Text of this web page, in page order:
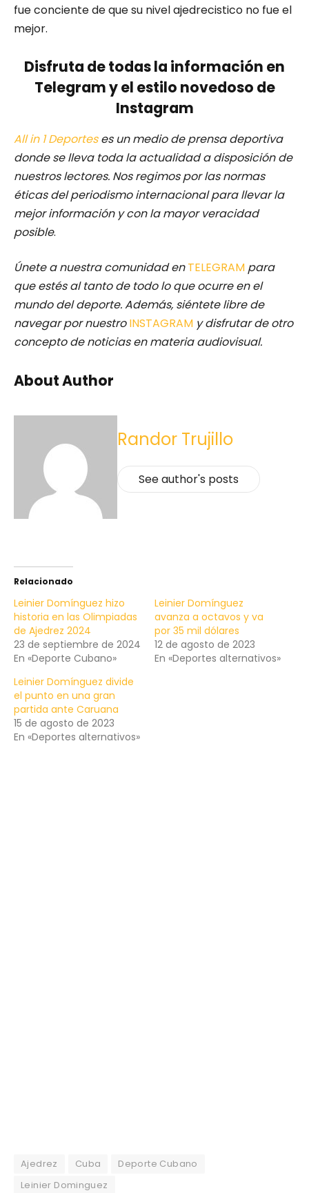
fue conciente de que su nivel ajedrecistico no fue el
mejor.
Disfruta de todas la información en
Telegram y el estilo novedoso de
Instagram
All in 1 Deporteses un medio de prensa deportiva
donde se lleva toda la actualidad a disposición de
nuestros lectores. Nos regimos por las normas
éticas del periodismo internacional para llevar la
mejor información y con la mayor veracidad
posible.
Únete a nuestra comunidad enTELEGRAM para
que estés al tanto de todo lo que ocurre en el
mundo del deporte. Además, siéntete libre de
navegar por nuestro INSTAGRAM y disfrutar de otro
concepto de noticias en materia audiovisual.
About Author
Randor Trujillo
See author's posts
Relacionado
Leinier Domínguez hizo
historia en las Olimpiadas
de Ajedrez 2024
23 de septiembre de 2024
En «Deporte Cubano»
Leinier Domínguez
avanza a octavos y va
por 35 mil dólares
12 de agosto de 2023
En «Deportes alternativos»
Leinier Domínguez divide
el punto en una gran
partida ante Caruana
15 de agosto de 2023
En «Deportes alternativos»
Ajedrez Cuba
Deporte Cubano
Leinier Dominguez